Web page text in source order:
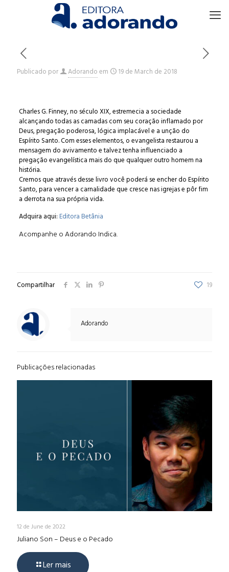
Publicado por Adorandoem 19 de March de 2018
Charles G. Finney, no século XIX, estremecia a sociedade
alcançando todas as camadas com seu coração inflamado por
Deus, pregação poderosa, lógica implacável e a unção do
Espírito Santo. Com esses elementos, o evangelista restaurou a
mensagem do avivamento e talvez tenha influenciado a
pregação evangelística mais do que qualquer outro homem na
história.
Cremos que através desse livro você poderá se encher do Espírito
Santo, para vencer a carnalidade que cresce nas igrejas e pôr fim
a derrota na sua própria vida.
Adquira aqui: Editora Betânia
Acompanhe o Adorando Indica.
Compartilhar 19
Adorando
Publicações relacionadas
12 de June de 2022
Juliano Son – Deus e o Pecado
Ler mais